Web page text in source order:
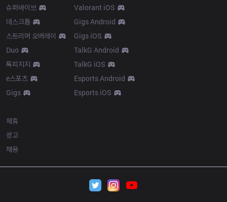
슈퍼바이브
데스크톱
스트리머 오버레이
Duo
톡피지지
e스포츠
Gigs
Valorant iOS
Gigs Android
Gigs iOS
TalkG Android
TalkG iOS
Esports Android
Esports iOS
제휴
광고
채용